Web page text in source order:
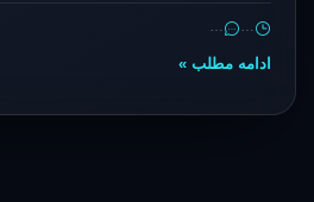
…
…
ادامه مطلب »